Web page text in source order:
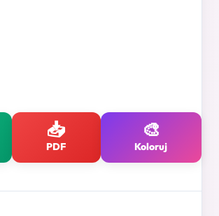
📥
PDF
🎨
Koloruj